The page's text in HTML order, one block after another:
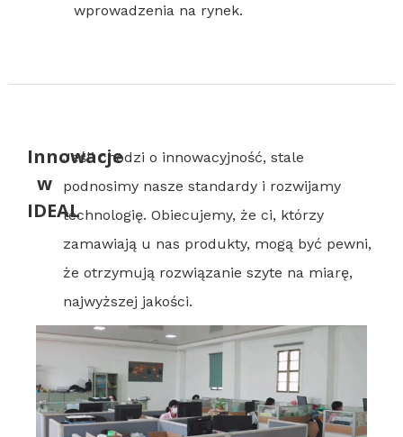
wprowadzenia na rynek.
Innowacje
w
IDEAL
Jeśli chodzi o innowacyjność, stale
podnosimy nasze standardy i rozwijamy
technologię. Obiecujemy, że ci, którzy
zamawiają u nas produkty, mogą być pewni,
że otrzymują rozwiązanie szyte na miarę,
najwyższej jakości.